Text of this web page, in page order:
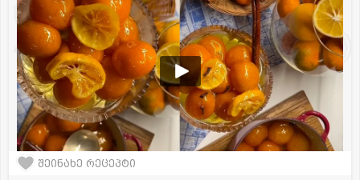
შეინახე რეცეპტი